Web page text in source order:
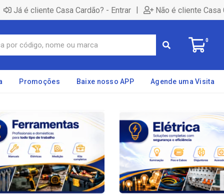
Já é cliente Casa Cardão? - Entrar | Não é cliente Casa
0
Promoções Baixe nosso APP Agende uma Visita